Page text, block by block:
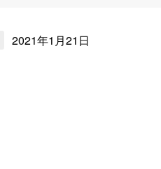
2021年1月21日